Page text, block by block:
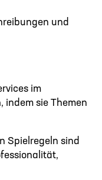
und
im
indem sie Themen
Spielregeln sind